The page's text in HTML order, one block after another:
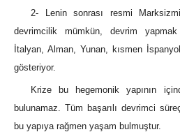
2- Lenin sonrası resmi
devrimcilik mümkün, devrim
İtalyan, Alman, Yunan, kısmen
gösteriyor.
Krize bu hegemonik yapının
bulunamaz. Tüm başarılı devrimci
bu yapıya rağmen yaşam bulmuştur.